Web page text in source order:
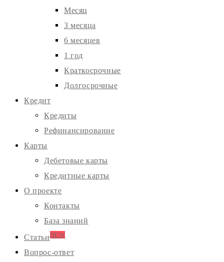
Месяц
3 месяца
6 месяцев
1 год
Краткосрочные
Долгосрочные
Кредит
Кредиты
Рефинансирование
Карты
Дебетовые карты
Кредитные карты
О проекте
Контакты
База знаний
СтатьиNEW
Вопрос-ответ